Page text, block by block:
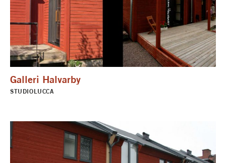
Galleri Halvarby
STUDIOLUCCA